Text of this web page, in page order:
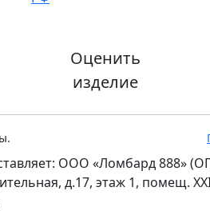
Оценить
изделие
ООО «Ломбард 888»
д.17, этаж 1, помещ.